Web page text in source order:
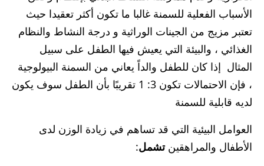
الأسباب الفعلية للسمنة غالبا ما تكون أكثر تعقيدا حيث
تعتبر مزيج من الجينات الوراثية و درجة النشاط والنظام
الغذائي ، والبيئة التي يعيش فيها الطفل على سبيل
المثال إذا كان للطفل والداً يعاني من السمنة البيولوجية
، فإن الاحتمالات تكون 3: 1 تقريبًا بأن الطفل سوف يكون
لديه قابلية للسمنة
العوامل البيئية التي قد تساهم في زيادة الوزن لدى
الأطفال والمراهقينتشمل: